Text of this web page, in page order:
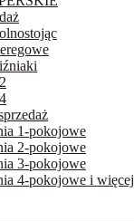
1-pokojowe
2-pokojowe
3-pokojowe
4-pokojowe i więcej